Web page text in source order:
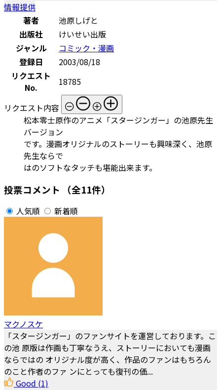
情報提供
著者
池原しげと
出版社
けいせい出版
ジャンル
コミック・漫画
登録日
2003/08/18
リクエスト
No.
18785
リクエスト内容
松本零士原作のアニメ「スタージンガー」の池原先生
バージョン
です。漫画オリジナルのストーリーも興味深く、池原
先生ならで
はのソフトなタッチも堪能出来ます。
投票コメント （全11件）
人気順 新着順
マクノスケ
「スタージンガー」のファンサイトを運営しております。こ
の池 原版は作画も丁寧なうえ、ストーリーにおいても漫画
ならではの オリジナル度が高く、作品のファンはもちろん
のこと作者のファ ンにとっても復刊の価...
Good (1)